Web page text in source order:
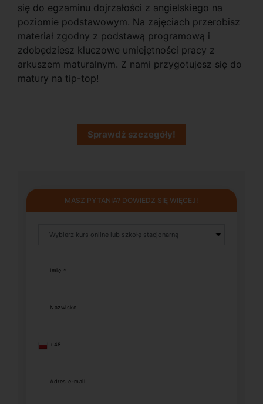
się do egzaminu dojrzałości z angielskiego na
poziomie podstawowym. Na zajęciach przerobisz
materiał zgodny z podstawą programową i
zdobędziesz kluczowe umiejętności pracy z
arkuszem maturalnym. Z nami przygotujesz się do
matury na tip-top!
Sprawdź szczegóły!
MASZ PYTANIA? DOWIEDZ SIĘ WIĘCEJ!
Imię *
Nazwisko
+48
Adres e-mail